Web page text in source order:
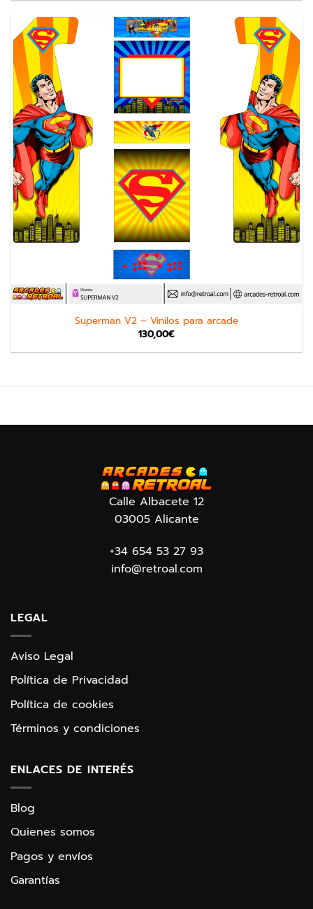
Superman V2 – Vinilos para arcade
130,00€
Calle Albacete 12
03005 Alicante
+34 654 53 27 93
info@retroal.com
LEGAL
Aviso Legal
Política de Privacidad
Política de cookies
Términos y condiciones
ENLACES DE INTERÉS
Blog
Quienes somos
Pagos y envíos
Garantías